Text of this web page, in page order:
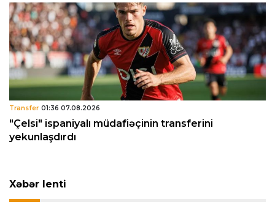
Transfer 01:36 07.08.2026
"Çelsi" ispaniyalı müdafiəçinin transferini
yekunlaşdırdı
Xəbər lenti